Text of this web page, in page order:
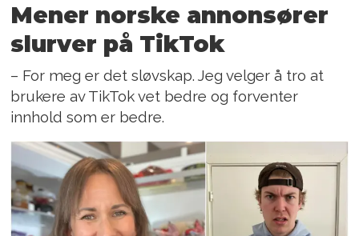
Mener norske annonsører
slurver på TikTok
– For meg er det sløvskap. Jeg velger å tro at
brukere av TikTok vet bedre og forventer
innhold som er bedre.